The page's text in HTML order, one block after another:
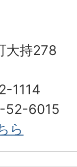
大持278
1114
52-6015
ら